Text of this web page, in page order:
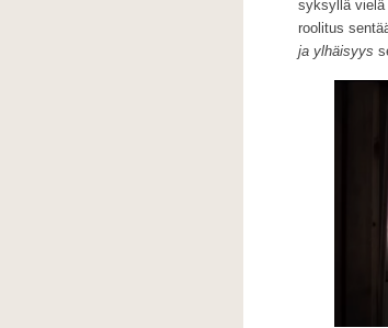
syksyllä vielä
roolitus
ja ylhäisyys